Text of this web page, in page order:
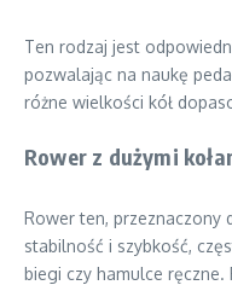
Ten rodzaj jest
pozwalając na naukę
różne wielkości kół
Rower z dużymi
Rower ten, przeznaczony
stabilność i szybkość,
biegi czy hamulce